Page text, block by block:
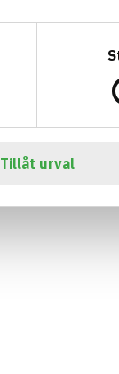
Tillåt urval